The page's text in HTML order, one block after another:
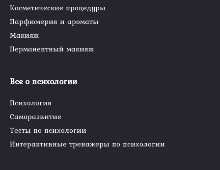
Косметические процедуры
Парфюмерия и ароматы
Макияж
Перманентный макияж
Все о психологии
Психология
Саморазвитие
Тесты по психологии
Интерактивные тренажеры по психологии